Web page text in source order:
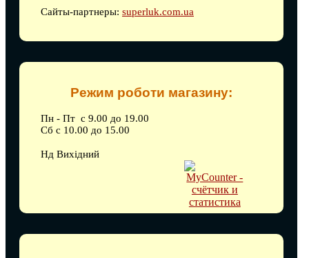
Сайты-партнеры: superluk.com.ua
Режим роботи магазину:
Пн - Пт с 9.00 до 19.00
Сб с 10.00 до 15.00
Нд Вихідний